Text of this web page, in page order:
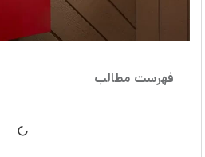
فهرست مطالب